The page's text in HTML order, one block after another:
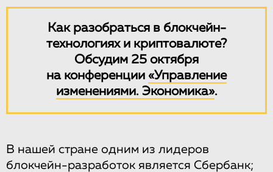
Как разобраться в блокчейн-
технологиях и криптовалюте?
Обсудим 25 октября
на конференции «Управление
изменениями. Экономика».
В нашей стране одним из лидеров
блокчейн-разработок является Сбербанк;